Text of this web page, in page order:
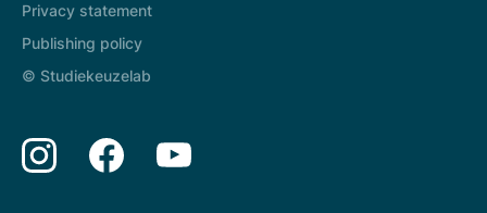
Privacy statement
Publishing policy
© Studiekeuzelab